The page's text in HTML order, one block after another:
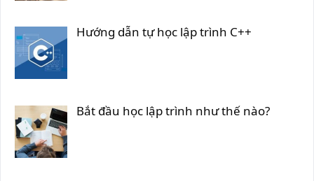
Hướng dẫn tự học lập trình C++
Bắt đầu học lập trình như thế nào?